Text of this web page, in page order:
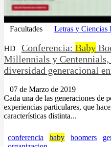
Facultades Letras y Ciencias
HD Conferencia: Baby
Millennials y Centennials,
diversidad generacional
07 de Marzo de 2019
Cada una de las generaciones de
experiencias particulares, que
características distinta...
conferencia baby boomers